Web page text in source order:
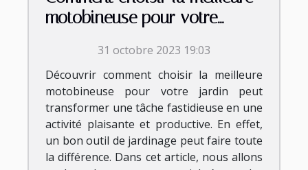
motobineuse pour votre
31 octobre 2023 19:03
Découvrir comment choisir la meilleure
motobineuse pour votre jardin peut
transformer une tâche fastidieuse en une
activité plaisante et productive. En effet,
un bon outil de jardinage peut faire toute
la différence. Dans cet article, nous allons